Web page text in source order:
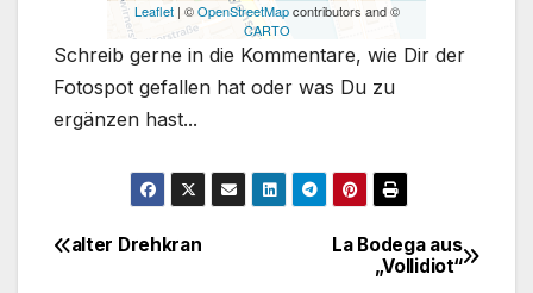
Leaflet| ©OpenStreetMapcontributors and ©
CARTO
Schreib gerne in die Kommentare, wie Dir der
Fotospot gefallen hat oder was Du zu
ergänzen hast...
BeitragsnavigationLa Bodega aus
„Vollidiot“
alter Drehkran